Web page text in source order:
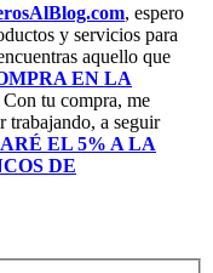
, espero
y servicios para
aquello que
EN LA
Con tu compra, me
trabajando, a seguir
EL 5% A LA
DE